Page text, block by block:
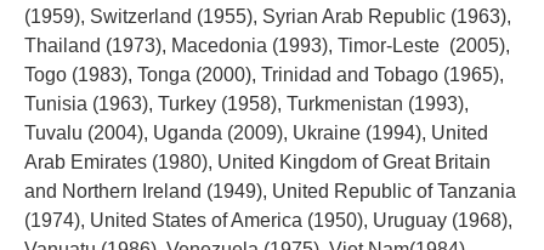
(1959), Switzerland (1955), Syrian Arab Republic (1963),
Thailand (1973), Macedonia (1993), Timor-Leste (2005),
Togo (1983), Tonga (2000), Trinidad and Tobago (1965),
Tunisia (1963), Turkey (1958), Turkmenistan (1993),
Tuvalu (2004), Uganda (2009), Ukraine (1994), United
Arab Emirates (1980), United Kingdom of Great Britain
and Northern Ireland (1949), United Republic of Tanzania
(1974), United States of America (1950), Uruguay (1968),